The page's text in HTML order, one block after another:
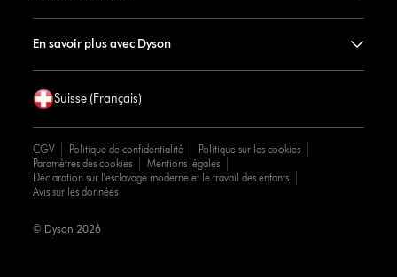
En savoir plus avec Dyson
Suisse (Français)
CGV Politique de confidentialité
Politique sur les cookies
Paramètres des cookies
Mentions légales
Déclaration sur l'esclavage moderne et le travail des enfants
Avis sur les données
© Dyson 2026